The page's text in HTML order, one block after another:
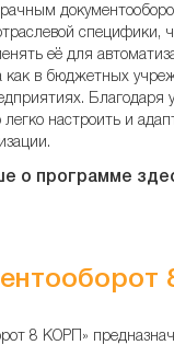
специфики,
её для
как в бюджетных
Благодаря
настроить и
о программе
8 КОРП»